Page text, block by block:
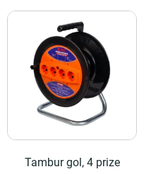
Tambur gol, 4 prize